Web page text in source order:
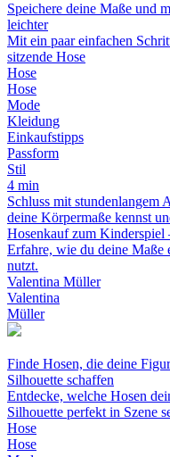
Speichere deine Maße und
leichter
Mit ein paar einfachen
sitzende Hose
Hose
Hose
Mode
Kleidung
Einkaufstipps
Passform
Stil
4 min
Schluss mit stundenlangem
deine Körpermaße kennst
Hosenkauf zum Kinderspiel
Erfahre, wie du deine Maße
nutzt.
Valentina Müller
Valentina
Müller
Finde Hosen, die deine
Silhouette schaffen
Entdecke, welche Hosen
Silhouette perfekt in Szene
Hose
Hose